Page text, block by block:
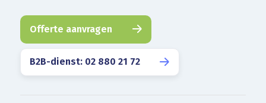
Offerte aanvragen
B2B-dienst: 02 880 21 72